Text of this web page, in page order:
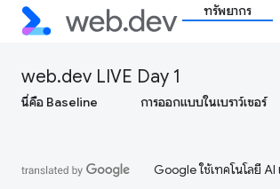
ทรัพยากร
web.dev LIVE Day 1
นี่คือ Baseline การออกแบบในเบราว์เซอร์
Google ใช้เทคโนโลยี